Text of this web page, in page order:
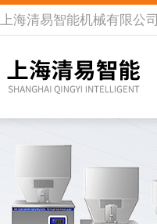
上海清易智能机械有限公司